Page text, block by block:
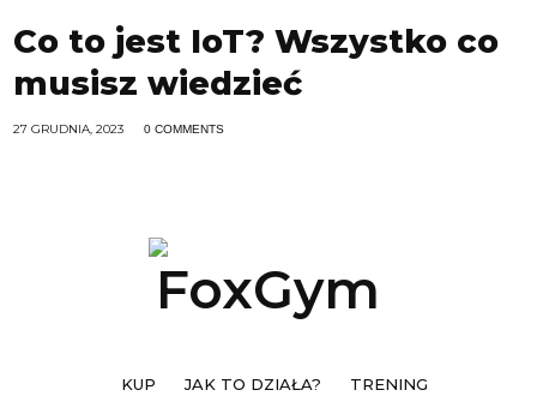
Co to jest IoT? Wszystko co
musisz wiedzieć
27 GRUDNIA, 2023 0 COMMENTS
KUP JAK TO DZIAŁA? TRENING